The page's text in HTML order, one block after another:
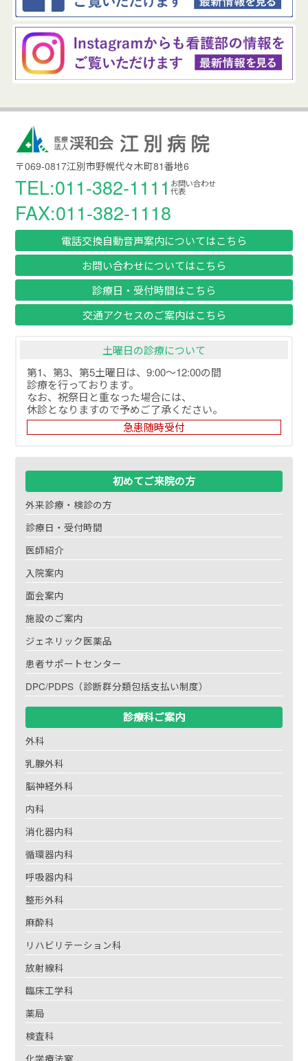
〒069-0817江別市野幌代々木町81番地6
TEL:011-382-1111お問い合わせ
代表
FAX:011-382-1118
電話交換自動音声案内についてはこちら
お問い合わせについてはこちら
診療日・受付時間はこちら
交通アクセスのご案内はこちら
土曜日の診療について
第1、第3、第5土曜日は、9:00～12:00の間
診療を行っております。
なお、祝祭日と重なった場合には、
休診となりますので予めご了承ください。
急患随時受付
初めてご来院の方
外来診療・検診の方
診療日・受付時間
医師紹介
入院案内
面会案内
施設のご案内
ジェネリック医薬品
患者サポートセンター
DPC/PDPS（診断群分類包括支払い制度）
診療科ご案内
外科
乳腺外科
脳神経外科
内科
消化器内科
循環器内科
呼吸器内科
整形外科
麻酔科
リハビリテーション科
放射線科
臨床工学科
薬局
検査科